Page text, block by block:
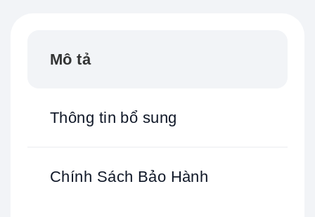
Mô tả
Thông tin bổ sung
Chính Sách Bảo Hành